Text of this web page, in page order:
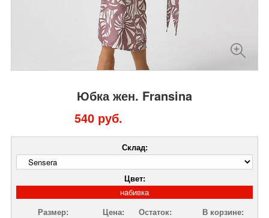
Юбка жен. Fransina
540 руб.
Склад:
Цвет:
набивка
Размер:
Цена: Остаток:
В корзине: